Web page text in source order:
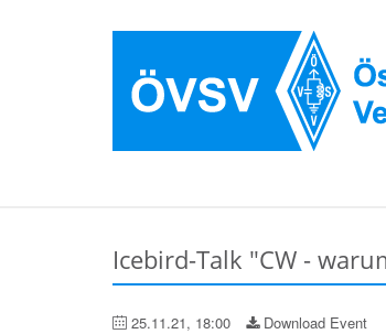
Icebird-Talk "CW -
25.11.21, 18:00 Download Event